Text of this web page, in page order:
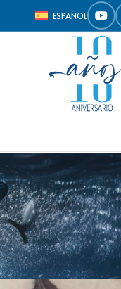
ESPAÑOL
9 12 18 24